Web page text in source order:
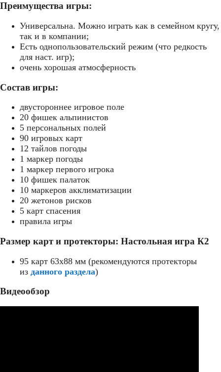
Преимущества игры:
Универсальна. Можно играть как в семейном кругу,
так и в компании;
Есть однопользовательский режим (что редкость
для наст. игр);
очень хорошая атмосферность
Состав игры:
двустороннее игровое поле
20 фишек альпинистов
5 персональных полей
90 игровых карт
12 тайлов погоды
1 маркер погоды
1 маркер первого игрока
10 фишек палаток
10 маркеров акклиматизации
20 жетонов рисков
5 карт спасения
правила игры
Размер карт и протекторы: Настольная игра К2
95 карт 63x88 мм (рекомендуются протекторы
из данного раздела)
Видеообзор